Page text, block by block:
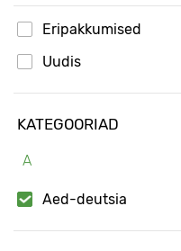
Eripakkumised
Uudis
KATEGOORIAD
A
Aed-deutsia